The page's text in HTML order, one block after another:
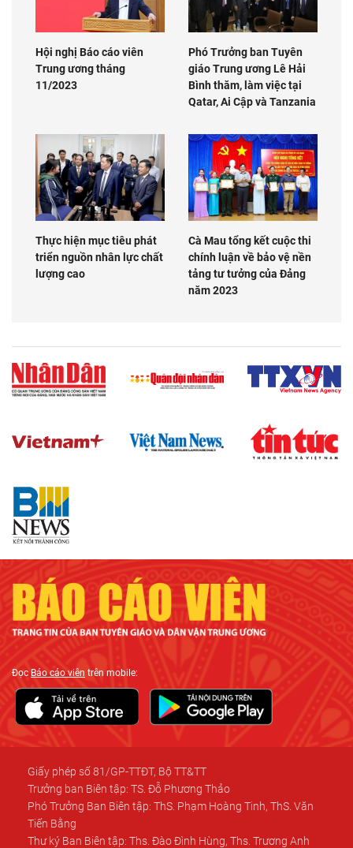
Hội nghị Báo cáo viên
Trung ương tháng
11/2023
Phó Trưởng ban Tuyên
giáo Trung ương Lê Hải
Bình thăm, làm việc tại
Qatar, Ai Cập và Tanzania
Thực hiện mục tiêu phát
triển nguồn nhân lực chất
lượng cao
Cà Mau tổng kết cuộc thi
chính luận về bảo vệ nền
tảng tư tưởng của Đảng
năm 2023
ĐọcBáo cáo viên trên mobile:
Giấy phép số 81/GP-TTĐT, Bộ TT&TT
Trưởng ban Biên tập: TS. Đỗ Phương Thảo
Phó Trưởng Ban Biên tập: ThS. Phạm Hoàng Tinh, ThS. Văn
Tiến Bằng
Thư ký Ban Biên tập: Ths. Đào Đình Hùng, Ths. Trương Anh